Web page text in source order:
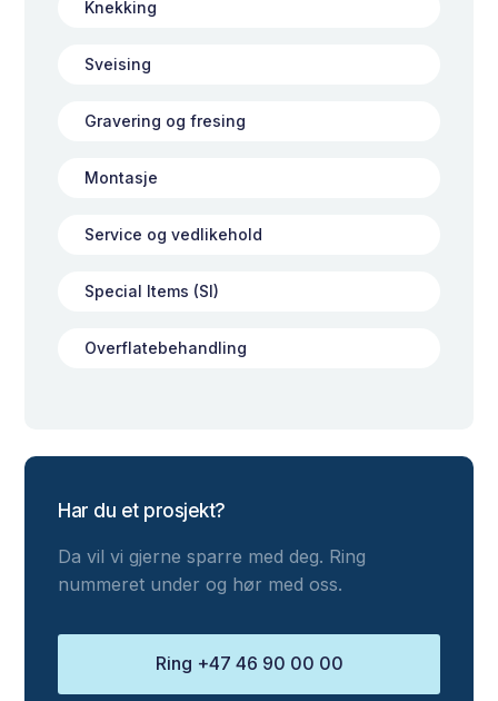
Knekking
Sveising
Gravering og fresing
Montasje
Service og vedlikehold
Special Items (SI)
Overflatebehandling
Har du et prosjekt?
Da vil vi gjerne sparre med deg. Ring
nummeret under og hør med oss.
Ring +47 46 90 00 00